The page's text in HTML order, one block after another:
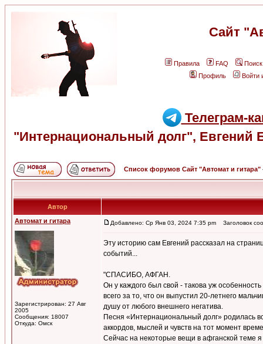
Сайт
Правила FAQ
Поиск
Профиль
Войти
Телеграм-
"Интернациональный долг", Евгений
Список форумов Сайт "Автомат и гитара"
Автор
Автомат и гитара
Зарегистрирован: 27 Авг
2005
Сообщения: 18007
Откуда: Омск
Добавлено: Ср Янв 03, 2024 7:35 pm Заголовок
Эту историю сам Евгений рассказал на
событий...
"СПАСИБО, АФГАН.
Он у каждого был свой - такова уж
всего за то, что он выпустил 20-летнего
душу от любого внешнего негатива.
Песня «Интернациональный долг» родилась
аккордов, мыслей и чувств на тот момент
Сейчас на некоторые вещи в афганской теме